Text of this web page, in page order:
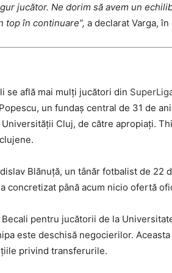
jucător. Ne dorim să avem un
top în continuare”, a declarat Varga,
se află mai mulți jucători din
un fundaș central de 31 de
Cluj, de către apropiați.
Blănuță, un tânăr fotbalist de
concretizat până acum nicio ofertă
pentru jucătorii de la
este deschisă negocierilor.
privind transferurile.